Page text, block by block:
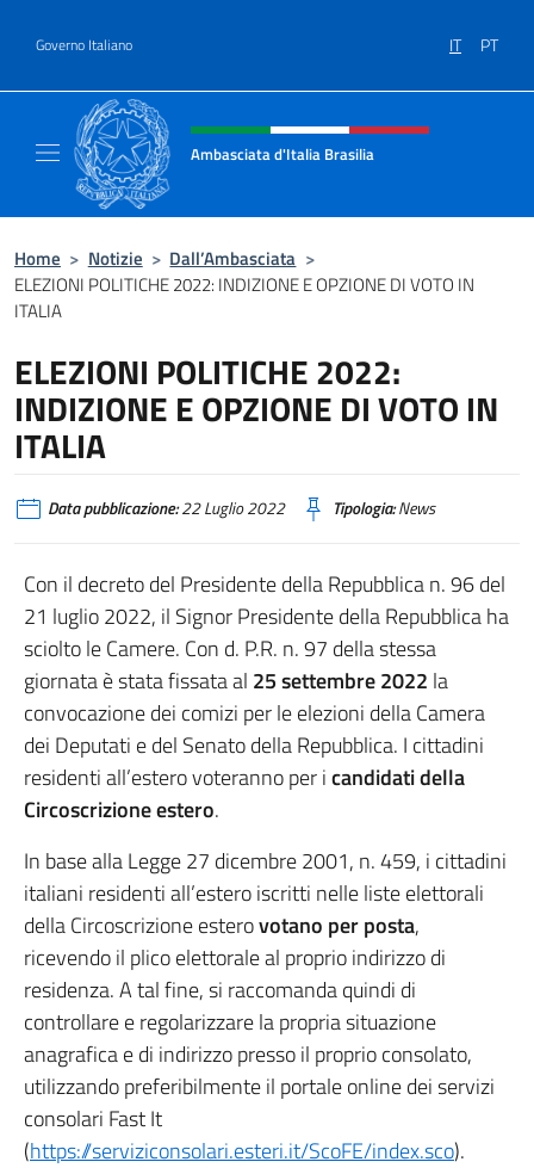
Governo Italiano IT PT
Intestazione sito, social e menù
Ambasciata d'Italia Brasilia
Home > Notizie > Dall’Ambasciata >
ELEZIONI POLITICHE 2022: INDIZIONE E OPZIONE DI VOTO IN
ITALIA
ELEZIONI POLITICHE 2022:
INDIZIONE E OPZIONE DI VOTO IN
ITALIA
Data pubblicazione:22 Luglio 2022 Tipologia:News
Con il decreto del Presidente della Repubblica n. 96 del
21 luglio 2022, il Signor Presidente della Repubblica ha
sciolto le Camere. Con d. P.R. n. 97 della stessa
giornata è stata fissata al 25 settembre 2022 la
convocazione dei comizi per le elezioni della Camera
dei Deputati e del Senato della Repubblica. I cittadini
residenti all’estero voteranno per icandidati della
Circoscrizione estero.
In base alla Legge 27 dicembre 2001, n. 459, i cittadini
italiani residenti all’estero iscritti nelle liste elettorali
della Circoscrizione esterovotano per posta,
ricevendo il plico elettorale al proprio indirizzo di
residenza. A tal fine, si raccomanda quindi di
controllare e regolarizzare la propria situazione
anagrafica e di indirizzo presso il proprio consolato,
utilizzando preferibilmente il portale online dei servizi
consolari Fast It
(https://serviziconsolari.esteri.it/ScoFE/index.sco).